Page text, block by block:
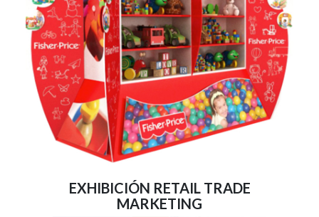
EXHIBICIÓN RETAIL TRADE
MARKETING